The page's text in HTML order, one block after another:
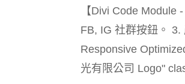
【Divi Code
FB, IG 社群按鈕。
Responsive
光有限公司 Logo"